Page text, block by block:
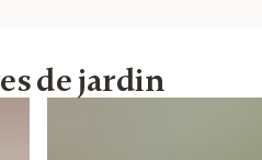
de jardin